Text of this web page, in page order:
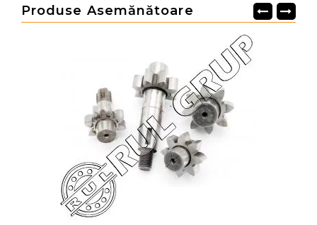
Produse Asemănătoare